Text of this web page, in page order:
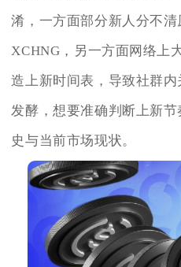
淆，一方面部分新人分不
XCHNG，另一方面网络上
造上新时间表，导致社群
发酵，想要准确判断上新
史与当前市场现状。